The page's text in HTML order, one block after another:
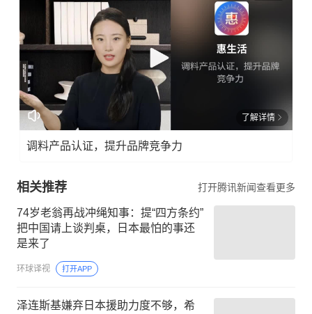
了解详情
调料产品认证，提升品牌竞争力
相关推荐 打开腾讯新闻查看更多
74岁老翁再战冲绳知事：提“四方条约”
把中国请上谈判桌，日本最怕的事还
是来了
环球译视 打开APP
泽连斯基嫌弃日本援助力度不够，希